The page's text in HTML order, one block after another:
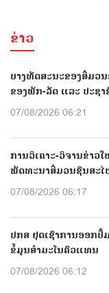
ຂ່າວ
ບາງທັດສະນະຂອງສື່ມວ
ຂອງພັກ-ລັດ ແລະ ປະຊາ
07/08/2026 06:21
ການວິເຄາະ-ວິຈານຂ່າ
ພັດທະນາສື່ມວນຊົນສະ
07/08/2026 06:17
ປກສ ຢຸດເຊົາການອອກປື້
ຂໍ້ມູນສຳມະໂນຄົວແທນ
07/08/2026 06:12